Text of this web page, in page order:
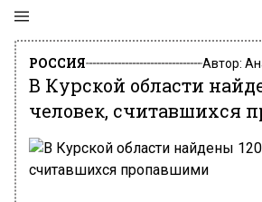
РОССИЯ Автор:
В Курской области
человек, считавшихся